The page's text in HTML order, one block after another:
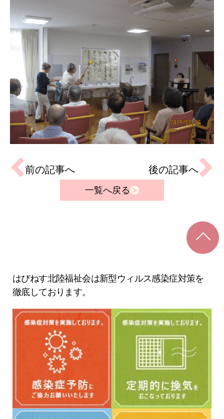
前の記事へ 後の記事へ
一覧へ戻る
はぴねす北陸福祉会は新型ウィルス感染症対策を
徹底しております。